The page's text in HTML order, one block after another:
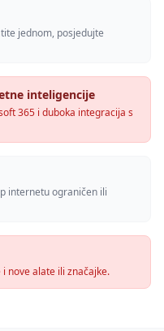
jednom, posjedujte
inteligencije
365 i duboka integracija s
internetu ograničen ili
nove alate ili značajke.